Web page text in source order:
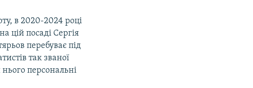
в 2020-2024 році
цій посаді Сергія
перебуває під
так званої
персональні